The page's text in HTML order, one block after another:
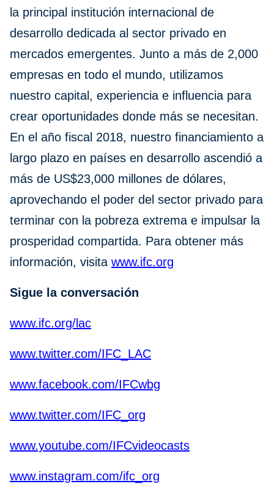
la principal institución internacional de
desarrollo dedicada al sector privado en
mercados emergentes. Junto a más de 2,000
empresas en todo el mundo, utilizamos
nuestro capital, experiencia e influencia para
crear oportunidades donde más se necesitan.
En el año fiscal 2018, nuestro financiamiento a
largo plazo en países en desarrollo ascendió a
más de US$23,000 millones de dólares,
aprovechando el poder del sector privado para
terminar con la pobreza extrema e impulsar la
prosperidad compartida. Para obtener más
información, visita www.ifc.org
Sigue la conversación
www.ifc.org/lac
www.twitter.com/IFC_LAC
www.facebook.com/IFCwbg
www.twitter.com/IFC_org
www.youtube.com/IFCvideocasts
www.instagram.com/ifc_org